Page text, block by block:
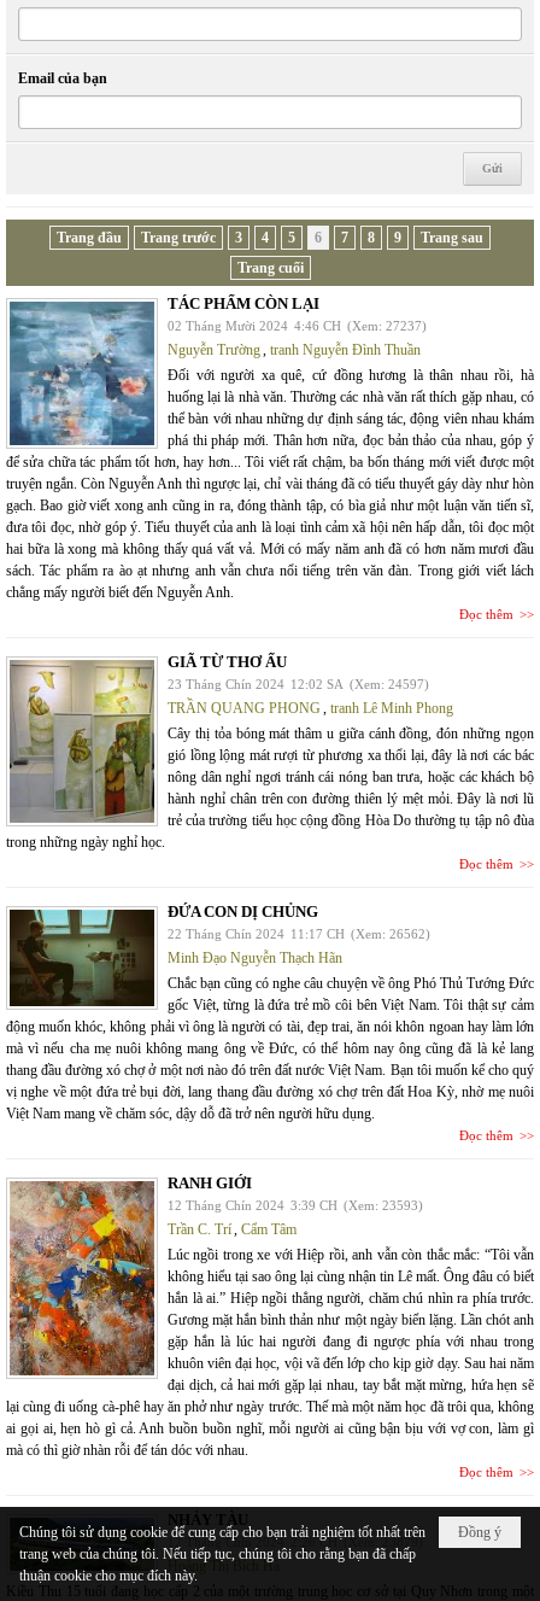
Email của bạn
Trang đầu Trang trước 3 4 5 6 7 8 9
Trang sau
Trang cuối
TÁC PHẨM CÒN LẠI
02 Tháng Mười 2024 4:46 CH (Xem: 27237)
Nguyễn Trường, tranh Nguyễn Đình Thuần
Đối với người xa quê, cứ đồng hương là thân nhau rồi, hà
huống lại là nhà văn. Thường các nhà văn rất thích gặp nhau, có
thể bàn với nhau những dự định sáng tác, động viên nhau khám
phá thi pháp mới. Thân hơn nữa, đọc bản thảo của nhau, góp ý
để sửa chữa tác phẩm tốt hơn, hay hơn... Tôi viết rất chậm, ba bốn tháng mới viết được một
truyện ngắn. Còn Nguyễn Anh thì ngược lại, chỉ vài tháng đã có tiểu thuyết gáy dày như hòn
gạch. Bao giờ viết xong anh cũng in ra, đóng thành tập, có bìa giả như một luận văn tiến sĩ,
đưa tôi đọc, nhờ góp ý. Tiểu thuyết của anh là loại tình cảm xã hội nên hấp dẫn, tôi đọc một
hai bữa là xong mà không thấy quá vất vả. Mới có mấy năm anh đã có hơn năm mươi đầu
sách. Tác phẩm ra ào ạt nhưng anh vẫn chưa nổi tiếng trên văn đàn. Trong giới viết lách
chẳng mấy người biết đến Nguyễn Anh.
Đọc thêm
GIÃ TỪ THƠ ẤU
23 Tháng Chín 2024 12:02 SA (Xem: 24597)
TRẦN QUANG PHONG, tranh Lê Minh Phong
Cây thị tỏa bóng mát thâm u giữa cánh đồng, đón những ngọn
gió lồng lộng mát rượi từ phương xa thổi lại, đây là nơi các bác
nông dân nghỉ ngơi tránh cái nóng ban trưa, hoặc các khách bộ
hành nghỉ chân trên con đường thiên lý mệt mỏi. Đây là nơi lũ
trẻ của trường tiểu học cộng đồng Hòa Do thường tụ tập nô đùa
trong những ngày nghỉ học.
Đọc thêm
ĐỨA CON DỊ CHỦNG
22 Tháng Chín 2024 11:17 CH (Xem: 26562)
Minh Đạo Nguyễn Thạch Hãn
Chắc bạn cũng có nghe câu chuyện về ông Phó Thủ Tướng Đức
gốc Việt, từng là đứa trẻ mồ côi bên Việt Nam. Tôi thật sự cảm
động muốn khóc, không phải vì ông là người có tài, đẹp trai, ăn nói khôn ngoan hay làm lớn
mà vì nếu cha mẹ nuôi không mang ông về Đức, có thể hôm nay ông cũng đã là kẻ lang
thang đầu đường xó chợ ở một nơi nào đó trên đất nước Việt Nam. Bạn tôi muốn kể cho quý
vị nghe về một đứa trẻ bụi đời, lang thang đầu đường xó chợ trên đất Hoa Kỳ, nhờ mẹ nuôi
Việt Nam mang về chăm sóc, dậy dỗ đã trở nên người hữu dụng.
Đọc thêm
RANH GIỚI
12 Tháng Chín 2024 3:39 CH (Xem: 23593)
Trần C. Trí, Cẩm Tâm
Lúc ngồi trong xe với Hiệp rồi, anh vẫn còn thắc mắc: “Tôi vẫn
không hiểu tại sao ông lại cùng nhận tin Lê mất. Ông đâu có biết
hắn là ai.” Hiệp ngồi thẳng người, chăm chú nhìn ra phía trước.
Gương mặt hắn bình thản như một ngày biển lặng. Lần chót anh
gặp hắn là lúc hai người đang đi ngược phía với nhau trong
khuôn viên đại học, vội vã đến lớp cho kịp giờ dạy. Sau hai năm
đại dịch, cả hai mới gặp lại nhau, tay bắt mặt mừng, hứa hẹn sẽ
lại cùng đi uống cà-phê hay ăn phở như ngày trước. Thế mà một năm học đã trôi qua, không
ai gọi ai, hẹn hò gì cả. Anh buồn buồn nghĩ, mỗi người ai cũng bận bịu với vợ con, làm gì
mà có thì giờ nhàn rỗi để tán dóc với nhau.
Đọc thêm
NHẢY TÀU
12 Tháng Chín 2024 2:26 CH (Xem: 23879)
Hoàng Thị Bích Hà
Kiều Thu 15 tuổi đang học cấp 2 của một trường trung học cơ sở tại Quy Nhơn trong một
Đồng ý
Chúng tôi sử dụng cookie để cung cấp cho bạn trải nghiệm tốt nhất trên
trang web của chúng tôi. Nếu tiếp tục, chúng tôi cho rằng bạn đã chấp
thuận cookie cho mục đích này.